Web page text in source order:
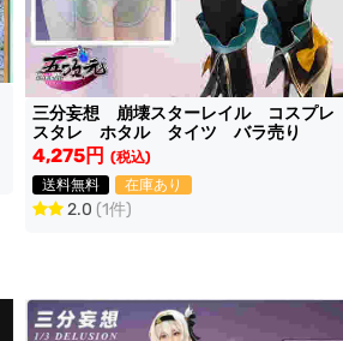
三分妄想 崩壊スターレイル コスプレ
スタレ ホタル タイツ バラ売り
4,275円 (税込)
送料無料
在庫あり
2.0 (1件)